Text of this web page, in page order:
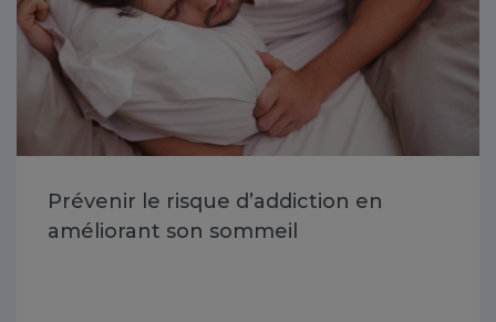
Prévenir le risque d’addiction en
améliorant son sommeil